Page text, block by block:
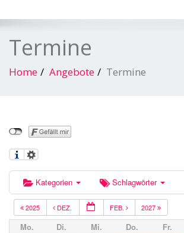
Termine
Home Angebote Termine
Kategorien Schlagwörter
2025 DEZ. FEB. 2027
Mo. Di. Mi. Do. Fr.